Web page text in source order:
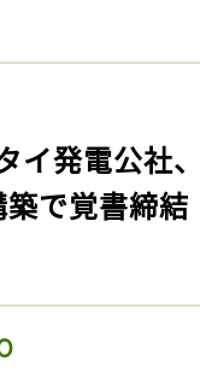
イ発電公社
で覚書締結